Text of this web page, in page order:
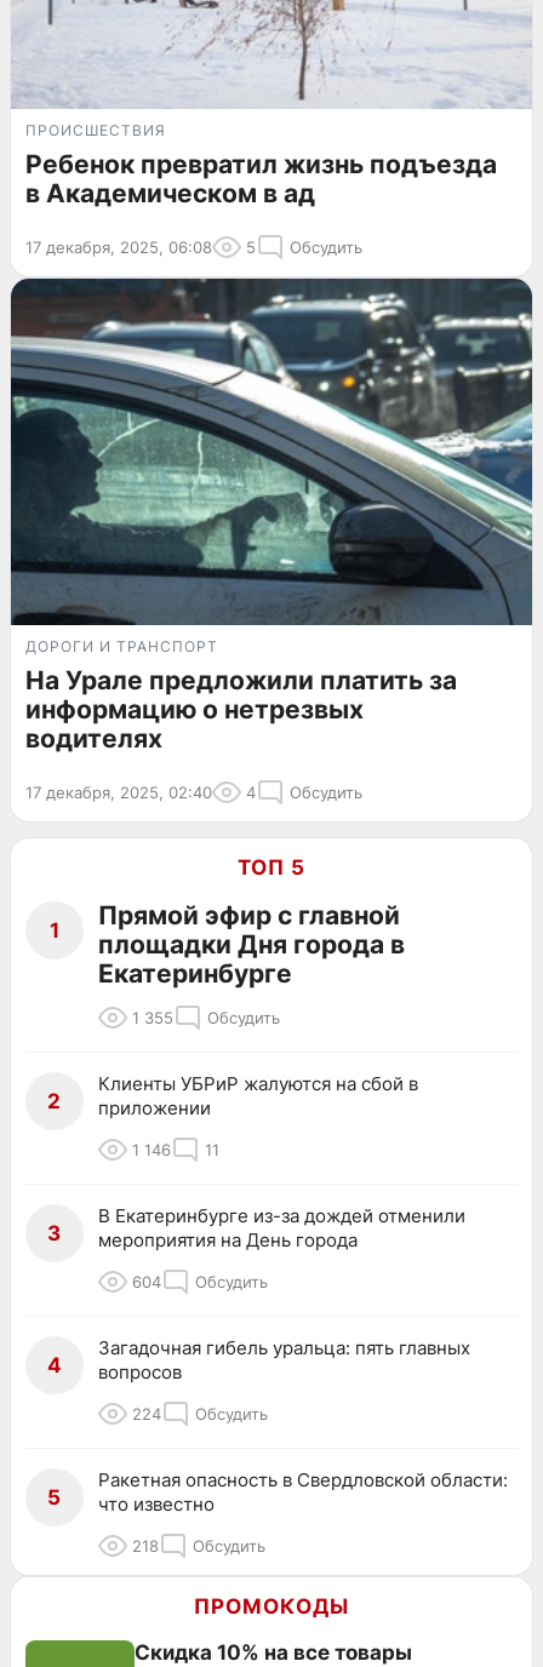
ПРОИСШЕСТВИЯ
Ребенок превратил жизнь подъезда
в Академическом в ад
17 декабря, 2025, 06:08 5 Обсудить
ДОРОГИ И ТРАНСПОРТ
На Урале предложили платить за
информацию о нетрезвых
водителях
17 декабря, 2025, 02:40 4 Обсудить
ТОП 5
1
Прямой эфир с главной
площадки Дня города в
Екатеринбурге
1 355 Обсудить
2
Клиенты УБРиР жалуются на сбой в
приложении
1 146 11
3
В Екатеринбурге из-за дождей отменили
мероприятия на День города
604 Обсудить
4
Загадочная гибель уральца: пять главных
вопросов
224 Обсудить
5
Ракетная опасность в Свердловской области:
что известно
218 Обсудить
ПРОМОКОДЫ
Скидка 10% на все товары